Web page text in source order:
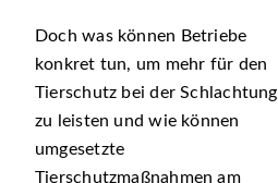
Doch was können Betriebe
konkret tun, um mehr für den
Tierschutz bei der Schlachtung
zu leisten und wie können
umgesetzte
Tierschutzmaßnahmen am